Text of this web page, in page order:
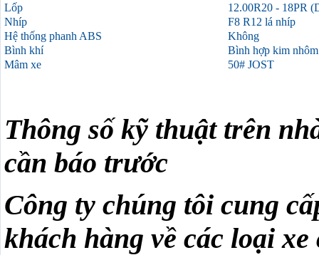
Lốp
12.00R20 - 18PR
Nhíp
F8 R12 lá nhíp
Hệ thống phanh ABS
Không
Bình khí
Bình hợp kim nhôm
Mâm xe
50# JOST
Thông số kỹ thuật trên
cần báo trước
Công ty chúng tôi cung
khách hàng về các loại